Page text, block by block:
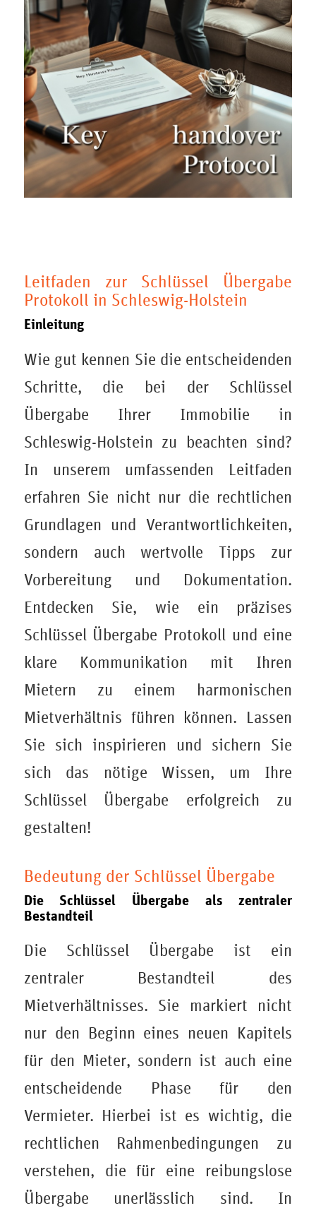
Leitfaden zur Schlüssel Übergabe
Protokoll in Schleswig-Holstein
Einleitung
Wie gut kennen Sie die entscheidenden
Schritte, die bei der Schlüssel
Übergabe Ihrer Immobilie in
Schleswig-Holstein zu beachten sind?
In unserem umfassenden Leitfaden
erfahren Sie nicht nur die rechtlichen
Grundlagen und Verantwortlichkeiten,
sondern auch wertvolle Tipps zur
Vorbereitung und Dokumentation.
Entdecken Sie, wie ein präzises
Schlüssel Übergabe Protokoll und eine
klare Kommunikation mit Ihren
Mietern zu einem harmonischen
Mietverhältnis führen können. Lassen
Sie sich inspirieren und sichern Sie
sich das nötige Wissen, um Ihre
Schlüssel Übergabe erfolgreich zu
gestalten!
Bedeutung der Schlüssel Übergabe
Die Schlüssel Übergabe als zentraler
Bestandteil
Die Schlüssel Übergabe ist ein
zentraler Bestandteil des
Mietverhältnisses. Sie markiert nicht
nur den Beginn eines neuen Kapitels
für den Mieter, sondern ist auch eine
entscheidende Phase für den
Vermieter. Hierbei ist es wichtig, die
rechtlichen Rahmenbedingungen zu
verstehen, die für eine reibungslose
Übergabe unerlässlich sind. In